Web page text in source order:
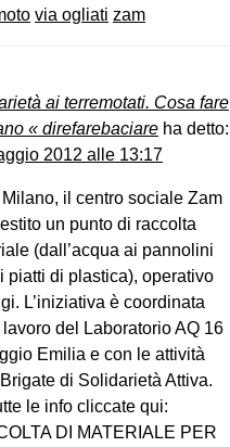
via ogliati zam
ai terremotati. Cosa fare
« direfarebaciare ha detto:
2012 alle 13:17
il centro sociale Zam
un punto di raccolta
(dall’acqua ai pannolini
piatti di plastica), operativo
L’iniziativa è coordinata
del Laboratorio AQ 16
Emilia e con le attività
di Solidarietà Attiva.
le info cliccate qui:
DI MATERIALE PER